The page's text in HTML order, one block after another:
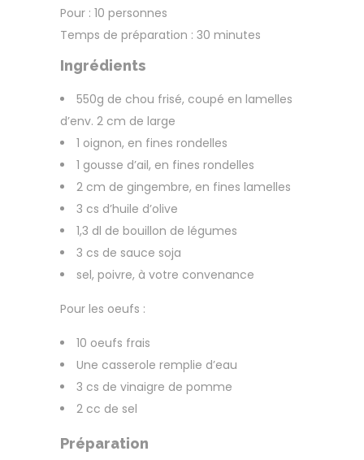
Pour : 10 personnes
Temps de préparation : 30 minutes
Ingrédients
550g de chou frisé, coupé en lamelles
d’env. 2 cm de large
1 oignon, en fines rondelles
1 gousse d’ail, en fines rondelles
2 cm de gingembre, en fines lamelles
3 cs d’huile d’olive
1,3 dl de bouillon de légumes
3 cs de sauce soja
sel, poivre, à votre convenance
Pour les oeufs :
10 oeufs frais
Une casserole remplie d’eau
3 cs de vinaigre de pomme
2 cc de sel
Préparation